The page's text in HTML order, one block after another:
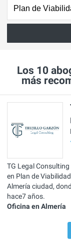
Los 10
más
TG Legal
en Plan de
Almería ciudad,
hace7 años.
Oficina en Almería